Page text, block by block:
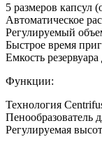
5 размеров капсул
Автоматическое
Регулируемый
Быстрое время
Емкость
Функции:
Технология
Пенообразователь
Регулируемая